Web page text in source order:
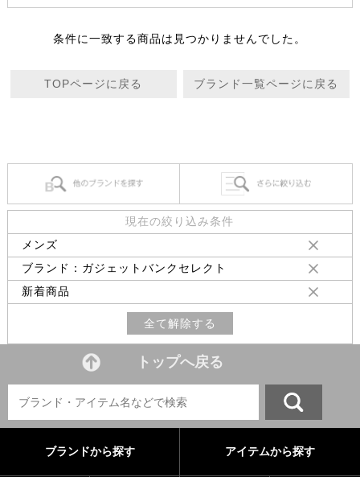
条件に一致する商品は見つかりませんでした。
TOPページに戻る ブランド一覧ページに戻る
現在の絞り込み条件
メンズ
ブランド：ガジェットバンクセレクト
新着商品
全て解除する
トップへ戻る
ブランドから探す アイテムから探す